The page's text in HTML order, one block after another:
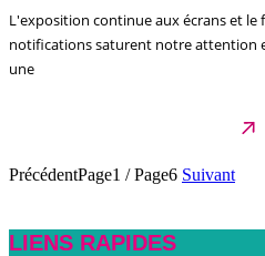
L'exposition continue aux écrans et le
notifications saturent notre attention
une
PrécédentPage1 / Page6 Suivant
LIENS RAPIDES